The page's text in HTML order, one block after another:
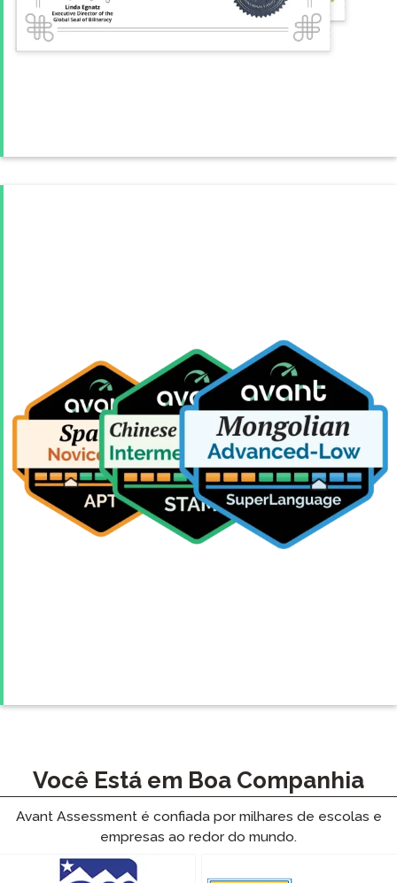
Você Está em Boa Companhia
Avant Assessment é confiada por milhares de escolas e
empresas ao redor do mundo.